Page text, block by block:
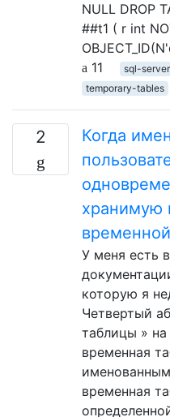
NULL DROP
##t1 ( r int
11
sql-server
temporary-tables
2
Когда
хранимую
У меня есть
которую я
Четвертый
таблицы » на
временная
временная